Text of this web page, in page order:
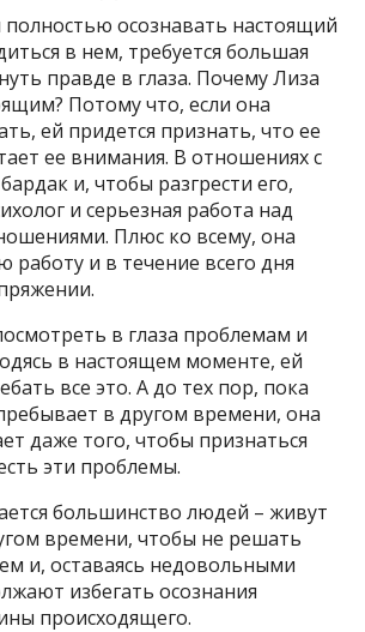
полностью осознавать настоящий
в нем, требуется большая
правде в глаза. Почему Лиза
Потому что, если она
ей придется признать, что ее
ее внимания. В отношениях с
и, чтобы разгрести его,
и серьезная работа над
Плюс ко всему, она
работу и в течение всего дня
в глаза проблемам и
в настоящем моменте, ей
все это. А до тех пор, пока
в другом времени, она
даже того, чтобы признаться
эти проблемы.
большинство людей – живут
времени, чтобы не решать
и, оставаясь недовольными
избегать осознания
происходящего.